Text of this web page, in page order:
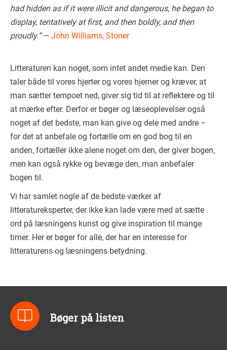
had hidden as if it were illicit and dangerous, he began to
display, tentatively at first, and then boldly, and then
proudly.”― John Williams, Stoner
Litteraturen kan noget, som intet andet medie kan. Den
taler både til vores hjerter og vores hjerner og kræver, at
man sætter tempoet ned, giver sig tid til at reflektere og til
at mærke efter. Derfor er bøger og læseoplevelser også
noget af det bedste, man kan give og dele med andre –
for det at anbefale og fortælle om en god bog til en
anden, fortæller ikke alene noget om den, der giver bogen,
men kan også rykke og bevæge den, man anbefaler
bogen til.
Vi har samlet nogle af de bedste værker af
litteratureksperter, der ikke kan lade være med at sætte
ord på læsningens kunst og give inspiration til mange
timer. Her er bøger for alle, der har en interesse for
litteraturens og læsningens betydning.
Bøger på listen